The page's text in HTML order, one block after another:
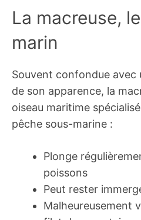
La macreuse,
marin
Souvent confondue avec
de son apparence, la
oiseau maritime
pêche sous-marine :
Plonge
poissons
Peut rester
Malheureusement